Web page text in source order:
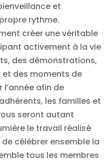
et
rythme.
créer une véritable
activement à la vie
des démonstrations,
des moments de
afin de
les familles et
seront autant
le travail réalisé
célébrer ensemble la
tous les membres